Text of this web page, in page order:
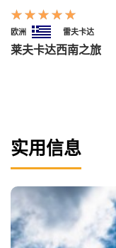
欧洲 雷夫卡达
莱夫卡达西南之旅
实用信息